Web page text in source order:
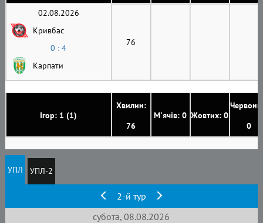
Ігор: 1 (1)
Хвилин:
76
М'ячів: 0 Жовтих: 0
0
02.08.2026
Кривбас
0 : 4
Карпати
76
УПЛ УПЛ-2
2-й тур
субота, 08.08.2026